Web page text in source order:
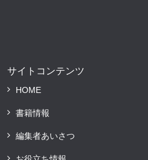
サイトコンテンツ
HOME
書籍情報
編集者あいさつ